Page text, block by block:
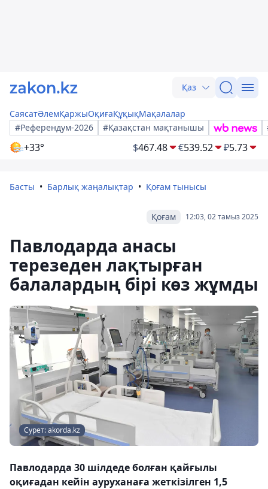
Қаз
СаясатӘлемҚаржыОқиғаҚұқықМақалалар
#Референдум-2026
#Қазақстан мақтанышы
+33° $467.48 €539.52 ₽5.73
Басты Барлық жаңалықтар Қоғам тынысы
12:03, 02 тамыз 2025
Қоғам
Павлодарда анасы
терезеден лақтырған
балалардың бірі көз жұмды
Сурет: akorda.kz
Павлодарда 30 шілдеде болған қайғылы
оқиғадан кейін ауруханаға жеткізілген 1,5